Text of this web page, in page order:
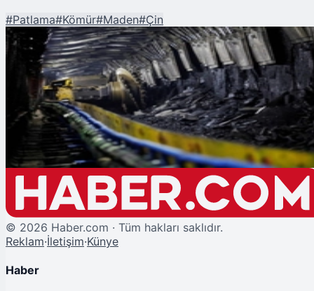
#Patlama#Kömür#Maden#Çin
Şu An Okunan
Çin'de Kömür Madeninde Facia: 90 İşçi Hayatını Kaybetti
© 2026 Haber.com · Tüm hakları saklıdır.
Reklam·İletişim·Künye
Haber